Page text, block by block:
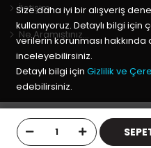
İletişim
Ne Aramıştınız…
Copyright © 2020 Keyif Bebesi
Yazılım
Size daha iyi bir alışveriş
kullanıyoruz. Detaylı bilgi için
verilerin korunması hakkında
inceleyebilirsiniz.
Detaylı bilgi için Gizlilik ve
edebilirsiniz.
Tamam